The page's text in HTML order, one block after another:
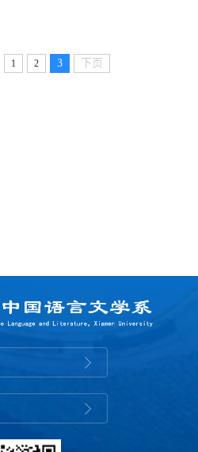
1 2 3 下页